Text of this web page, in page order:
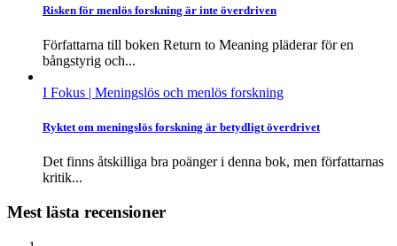
Risken för menlös forskning är inte överdriven
Författarna till boken Return to Meaning pläderar för en
bångstyrig och...
I Fokus | Meningslös och menlös forskning
Ryktet om meningslös forskning är betydligt överdrivet
Det finns åtskilliga bra poänger i denna bok, men författarnas
kritik...
Mest lästa recensioner